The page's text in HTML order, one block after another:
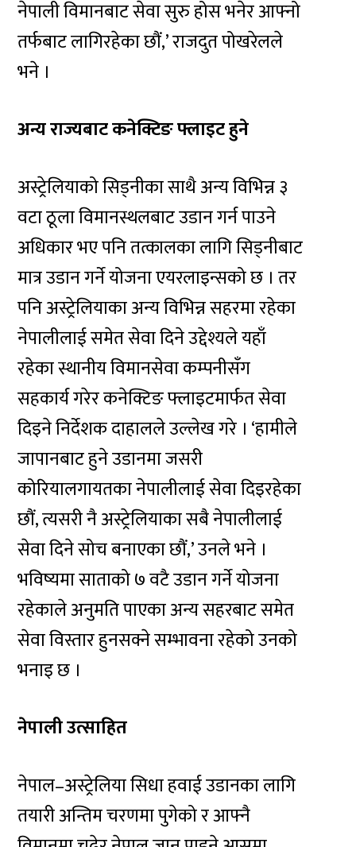
नेपाली विमानबाट सेवा सुरु होस भनेर आफ्नो
तर्फबाट लागिरहेका छौं,’ राजदुत पोखरेलले
भने ।
अन्य राज्यबाट कनेक्टिङ फ्लाइट हुने
अस्ट्रेलियाको सिड्नीका साथै अन्य विभिन्न ३
वटा ठूला विमानस्थलबाट उडान गर्न पाउने
अधिकार भए पनि तत्कालका लागि सिड्नीबाट
मात्र उडान गर्ने योजना एयरलाइन्सको छ । तर
पनि अस्ट्रेलियाका अन्य विभिन्न सहरमा रहेका
नेपालीलाई समेत सेवा दिने उद्देश्यले यहाँ
रहेका स्थानीय विमानसेवा कम्पनीसँग
सहकार्य गरेर कनेक्टिङ फ्लाइटमार्फत सेवा
दिइने निर्देशक दाहालले उल्लेख गरे । ‘हामीले
जापानबाट हुने उडानमा जसरी
कोरियालगायतका नेपालीलाई सेवा दिइरहेका
छौं, त्यसरी नै अस्ट्रेलियाका सबै नेपालीलाई
सेवा दिने सोच बनाएका छौं,’ उनले भने ।
भविष्यमा साताको ७ वटै उडान गर्ने योजना
रहेकाले अनुमति पाएका अन्य सहरबाट समेत
सेवा विस्तार हुनसक्ने सम्भावना रहेको उनको
भनाइ छ ।
नेपाली उत्साहित
नेपाल–अस्ट्रेलिया सिधा हवाई उडानका लागि
तयारी अन्तिम चरणमा पुगेको र आफ्नै